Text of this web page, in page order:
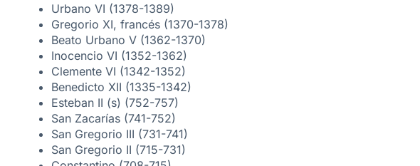
Urbano VI (1378-1389)
Gregorio XI, francés (1370-1378)
Beato Urbano V (1362-1370)
Inocencio VI (1352-1362)
Clemente VI (1342-1352)
Benedicto XII (1335-1342)
Esteban II (s) (752-757)
San Zacarías (741-752)
San Gregorio III (731-741)
San Gregorio II (715-731)